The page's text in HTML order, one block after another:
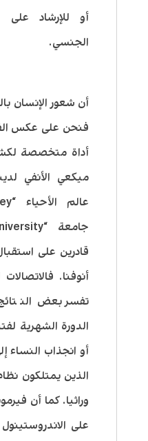
أو للإرشاد على
الجنسي.
أن شعور الإنسان
فنحن على عكس
أداة متخصصة
ميكعي الأنفي
جامعة “Duquesne University”
قادرين على
أنوفنا.
تفسر بعض
الدورة الشهرية
أو انجذاب النساء
الذين يمتلكون
وراثيا. كما أن
على